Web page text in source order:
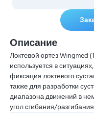
Описание
Локтевой ортез Wingmed
используется в
фиксация локтевого
также для разработки
диапазона движений в
угол сгибания/